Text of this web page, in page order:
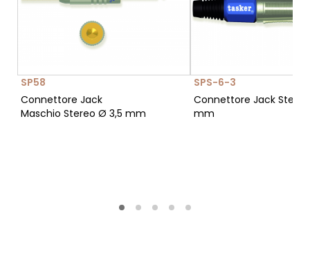
SP58
Connettore Jack
Maschio Stereo Ø 3,5 mm
SPS-6-3
Connettore Jack
mm